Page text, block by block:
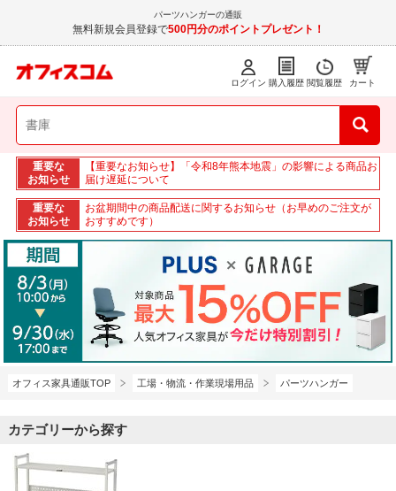
パーツハンガーの通販
無料新規会員登録で500円分のポイントプレゼント！
ログイン 購入履歴 閲覧履歴 カート
重要な
お知らせ
【重要なお知らせ】「令和8年熊本地震」の影響による商品お
届け遅延について
重要な
お知らせ
お盆期間中の商品配送に関するお知らせ（お早めのご注文が
おすすめです）
オフィス家具通販TOP 工場・物流・作業現場用品 パーツハンガー
カテゴリーから探す